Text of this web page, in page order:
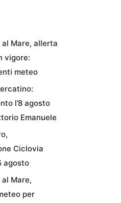
Mare, allerta
vigore:
meteo
l’8 agosto
Emanuele
Ciclovia
agosto
Mare,
per